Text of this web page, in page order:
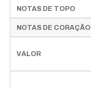
NOTAS DE TOPO
NOTAS DE CORAÇÃO
VALOR